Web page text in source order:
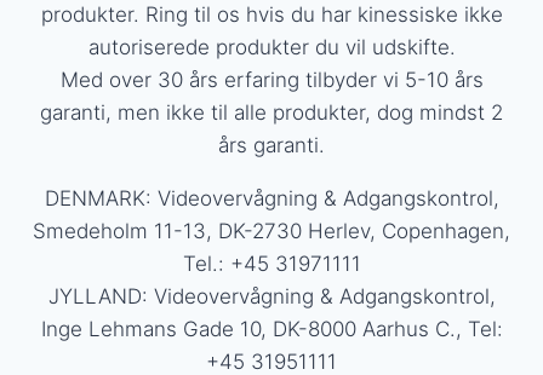
produkter. Ring til os hvis du har kinessiske ikke
autoriserede produkter du vil udskifte.
Med over 30 års erfaring tilbyder vi 5-10 års
garanti, men ikke til alle produkter, dog mindst 2
års garanti.
DENMARK: Videovervågning & Adgangskontrol,
Smedeholm 11-13, DK-2730 Herlev, Copenhagen,
Tel.: +45 31971111
JYLLAND: Videovervågning & Adgangskontrol,
Inge Lehmans Gade 10, DK-8000 Aarhus C., Tel:
+45 31951111